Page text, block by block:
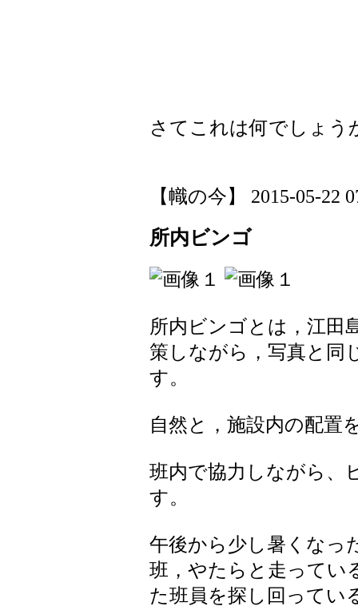
さてこれは何でしょう
【幟の今】 2015-05-22
所内ビンゴ
所内ビンゴとは，江田
策しながら，写真と同
す。
自然と，施設内の配置
班内で協力しながら、
す。
午後から少し暑くなっ
班，やたらと走ってい
た班員を探し回ってい